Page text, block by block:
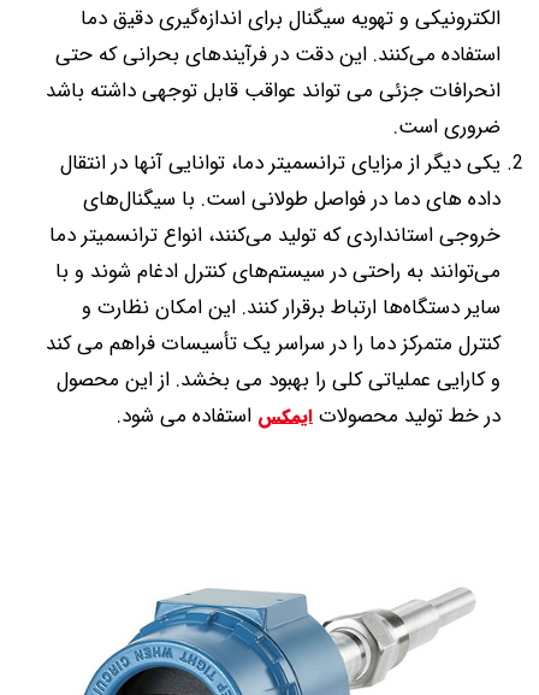
الکترونیکی و تهویه سیگنال برای اندازه‌گیری دقیق دما
استفاده می‌کنند. این دقت در فرآیندهای بحرانی که حتی
انحرافات جزئی می تواند عواقب قابل توجهی داشته باشد
ضروری است.
یکی دیگر از مزایای ترانسمیتر دما، توانایی آنها در انتقال
داده های دما در فواصل طولانی است. با سیگنال‌های
خروجی استانداردی که تولید می‌کنند، انواع ترانسمیتر دما
می‌توانند به راحتی در سیستم‌های کنترل ادغام شوند و با
سایر دستگاه‌ها ارتباط برقرار کنند. این امکان نظارت و
کنترل متمرکز دما را در سراسر یک تأسیسات فراهم می کند
و کارایی عملیاتی کلی را بهبود می بخشد. از این محصول
در خط تولید محصولات ایمکس استفاده می شود.